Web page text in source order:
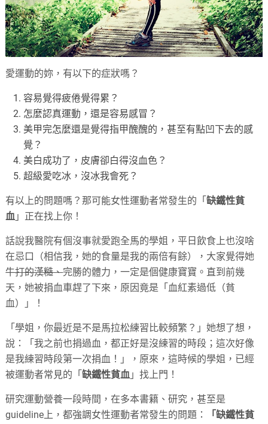
愛運動的妳，有以下的症狀嗎？
容易覺得疲倦覺得累？
怎麼認真運動，還是容易感冒？
美甲完怎麼還是覺得指甲醜醜的，甚至有點凹下去的感
覺？
美白成功了，皮膚卻白得沒血色？
超級愛吃冰，沒冰我會死？
有以上的問題嗎？那可能女性運動者常發生的「缺鐵性貧
血 」正在找上你！
話說我醫院有個沒事就愛跑全馬的學姐，平日飲食上也沒啥
在忌口（相信我，她的食量是我的兩倍有餘），大家覺得她
牛打的漢糙、完勝的體力，一定是個健康寶寶。直到前幾
天，她被捐血車趕了下來，原因竟是「血紅素過低（貧
血）」！
「學姐，你最近是不是馬拉松練習比較頻繁？」她想了想，
說：「我之前也捐過血，都正好是沒練習的時段；這次好像
是我練習時段第一次捐血！」，原來，這時候的學姐，已經
被運動者常見的「缺鐵性貧血 」找上門！
研究運動營養一段時間，在多本書籍、研究，甚至是
guideline上，都強調女性運動者常發生的問題：
「缺鐵性貧